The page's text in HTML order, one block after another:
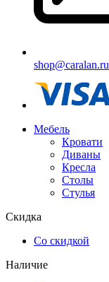
shop@caralan.ru
Мебель
Кровати
Диваны
Кресла
Столы
Стулья
Скидка
Со скидкой
Наличие